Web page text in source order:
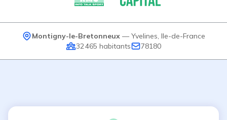
Montigny-le-Bretonneux — Yvelines Ile-de-France
32 465 habitants 78180